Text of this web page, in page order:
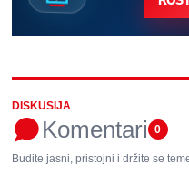
DISKUSIJA
Komentari 0
Budite jasni, pristojni i držite se